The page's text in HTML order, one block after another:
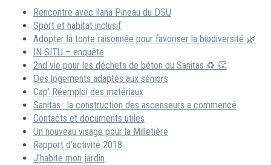
Rencontre avec Ilana Pineau du DSU
Sport et habitat inclusif
Adopter la tonte raisonnée pour favoriser la biodiversité 🌿
IN SITU – enquête
2nd vie pour les déchets de béton du Sanitas ♻ 👏
Des logements adaptés aux séniors
Cap’ Réemploi des matériaux
Sanitas : la construction des ascenseurs a commencé
Contacts et documents utiles
Un nouveau visage pour la Milletière
Rapport d’activité 2018
J’habite mon jardin